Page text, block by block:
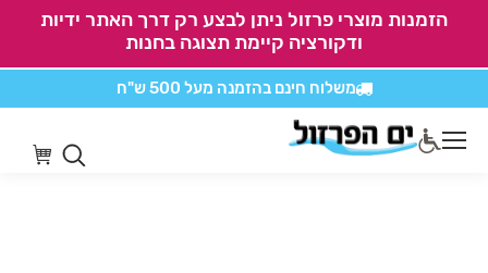
הזמנות מוצרי פרזול ניתן לבצע רק דרך האתר ידיות
ודקורציה קיימת תצוגה בחנות
משלוח חינם בהזמנה מעל 500 ש"ח